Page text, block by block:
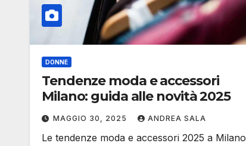
DONNE
Tendenze moda e accessori
Milano: guida alle novità 2025
MAGGIO 30, 2025 ANDREA SALA
Le tendenze moda e accessori 2025 a Milano